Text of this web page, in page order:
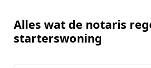
Alles wat de notaris
starterswoning